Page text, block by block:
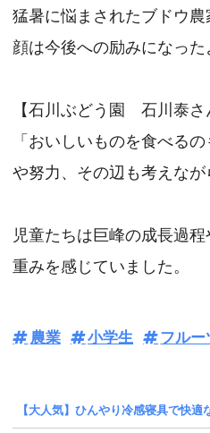
猛暑に悩まされたブドウ
顔は今後への励みになった
【石川ぶどう園 石川泰さ
「おいしいものを食べる
や努力、その辺も考えなが
児童たちは巨峰の成長過
重みを感じていました。
農業 小学生 フルー
【大人気】ひんやり冷感寝具で快適